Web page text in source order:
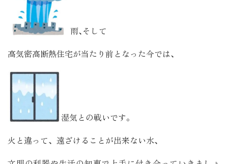
雨､そして
高気密高断熱住宅が当たり前となった今では、
湿気との戦いです。
火と違って、遠ざけることが出来ない水、